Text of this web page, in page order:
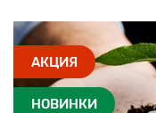
АКЦИЯ
НОВИНКИ